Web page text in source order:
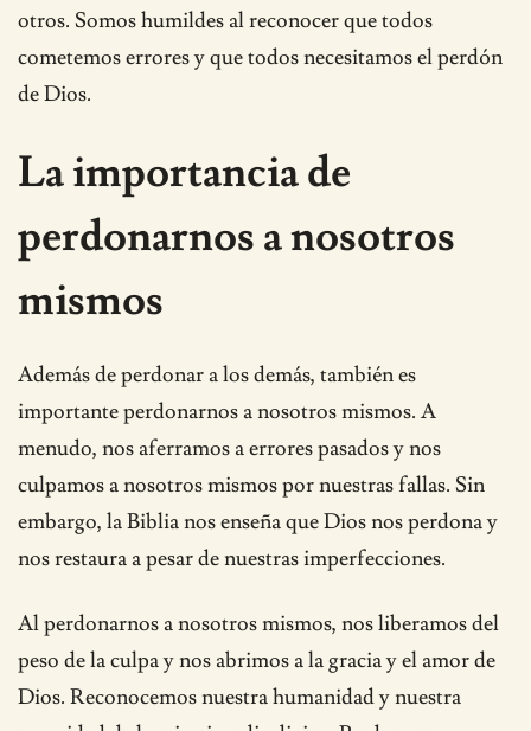
otros. Somos humildes al reconocer que todos
cometemos errores y que todos necesitamos el perdón
de Dios.
La importancia de
perdonarnos a nosotros
mismos
Además de perdonar a los demás, también es
importante perdonarnos a nosotros mismos. A
menudo, nos aferramos a errores pasados y nos
culpamos a nosotros mismos por nuestras fallas. Sin
embargo, la Biblia nos enseña que Dios nos perdona y
nos restaura a pesar de nuestras imperfecciones.
Al perdonarnos a nosotros mismos, nos liberamos del
peso de la culpa y nos abrimos a la gracia y el amor de
Dios. Reconocemos nuestra humanidad y nuestra